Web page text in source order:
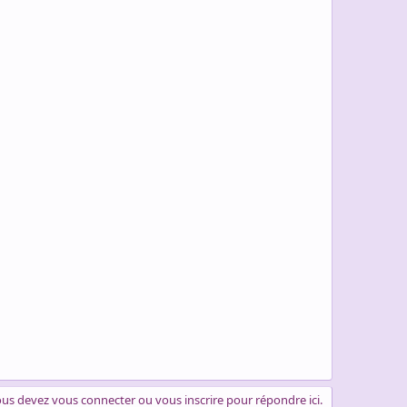
devez vous connecter ou vous inscrire pour répondre ici.